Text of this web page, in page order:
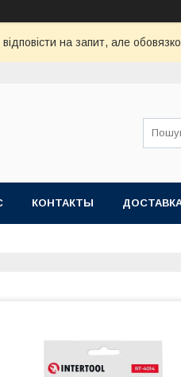
на запит, але
КОНТАКТЫ